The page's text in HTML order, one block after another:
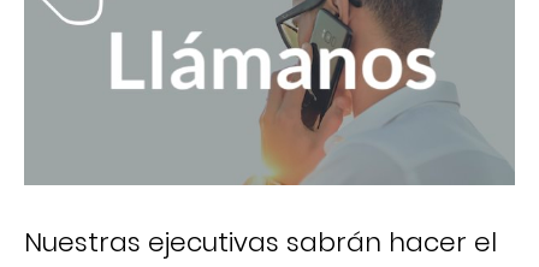
Nuestras ejecutivas sabrán hacer el